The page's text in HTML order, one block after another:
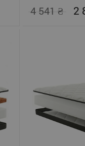
4 541
2